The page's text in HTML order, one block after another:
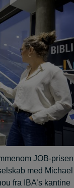
JOB-prisen
med Michael
fra IBA’s kantine